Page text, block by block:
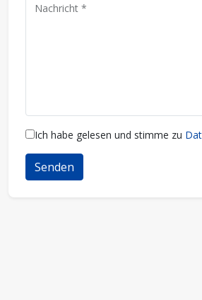
Nachricht *
Ich habe gelesen und stimme zu
Senden